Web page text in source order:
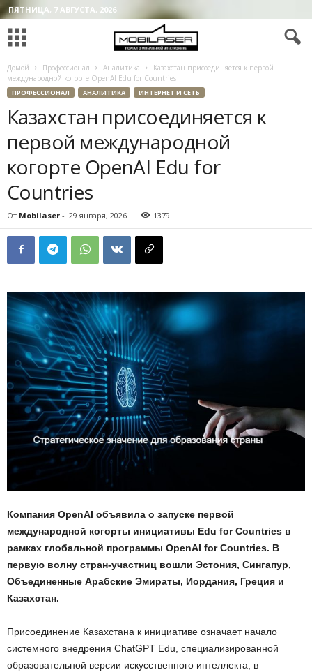
ПЯТНИЦА, 7 АВГУСТА, 2026
Домой Профессионал Аналитика
Казахстан присоединяется к первой
международной когорте OpenAI Edu for Countries
ПРОФЕССИОНАЛ АНАЛИТИКА ИНТЕРНЕТ И СЕТЬ
Казахстан присоединяется к
первой международной
когорте OpenAI Edu for
Countries
От Mobilaser - 29 января, 2026 1379
Компания OpenAI объявила о запуске первой
международной когорты инициативы Edu for Countries в
рамках глобальной программы OpenAI for Countries. В
первую волну стран-участниц вошли Эстония, Сингапур,
Объединенные Арабские Эмираты, Иордания, Греция и
Казахстан.
Присоединение Казахстана к инициативе означает начало
системного внедрения ChatGPT Edu, специализированной
образовательной версии искусственного интеллекта, в